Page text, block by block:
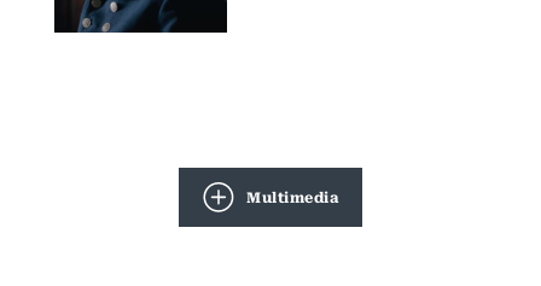
Multimedia